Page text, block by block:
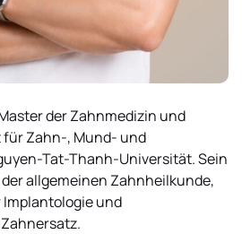
der Zahnmedizin und
für Zahn-, Mund- und
Tat-Thanh-Universität. Sein
allgemeinen Zahnheilkunde,
und